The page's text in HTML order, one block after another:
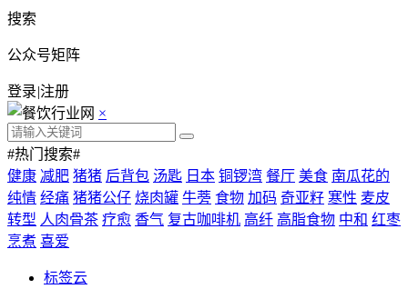
搜索
公众号矩阵
登录|注册
×
#热门搜索#
健康 减肥 猪猪 后背包 汤匙 日本 铜锣湾 餐厅 美食 南瓜花的
纯情 经痛 猪猪公仔 烧肉罐 牛蒡 食物 加码 奇亚籽 寒性 麦皮
转型 人肉骨茶 疗愈 香气 复古咖啡机 高纤 高脂食物 中和 红枣
烹煮 喜爱
标签云